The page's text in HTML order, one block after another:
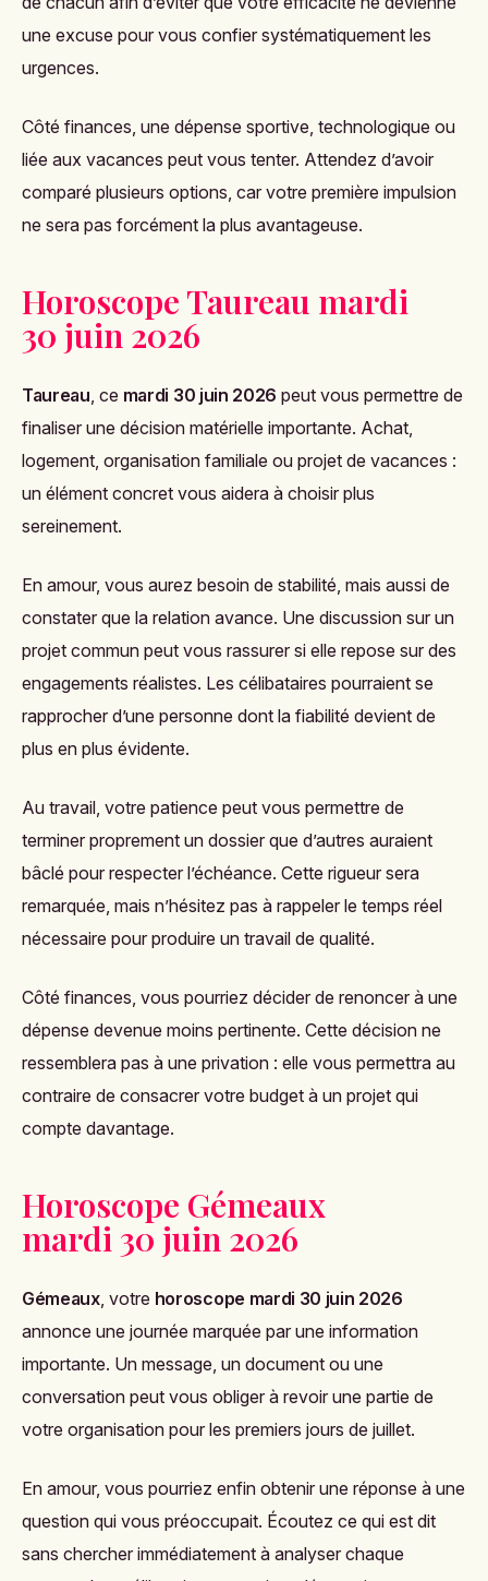
une excuse pour vous confier systématiquement les
urgences.
Côté finances, une dépense sportive, technologique ou
liée aux vacances peut vous tenter. Attendez d’avoir
comparé plusieurs options, car votre première impulsion
ne sera pas forcément la plus avantageuse.
Horoscope Taureau mardi
30 juin 2026
Taureau, ce mardi 30 juin 2026 peut vous permettre de
finaliser une décision matérielle importante. Achat,
logement, organisation familiale ou projet de vacances :
un élément concret vous aidera à choisir plus
sereinement.
En amour, vous aurez besoin de stabilité, mais aussi de
constater que la relation avance. Une discussion sur un
projet commun peut vous rassurer si elle repose sur des
engagements réalistes. Les célibataires pourraient se
rapprocher d’une personne dont la fiabilité devient de
plus en plus évidente.
Au travail, votre patience peut vous permettre de
terminer proprement un dossier que d’autres auraient
bâclé pour respecter l’échéance. Cette rigueur sera
remarquée, mais n’hésitez pas à rappeler le temps réel
nécessaire pour produire un travail de qualité.
Côté finances, vous pourriez décider de renoncer à une
dépense devenue moins pertinente. Cette décision ne
ressemblera pas à une privation : elle vous permettra au
contraire de consacrer votre budget à un projet qui
compte davantage.
Horoscope Gémeaux
mardi 30 juin 2026
Gémeaux, votre horoscope mardi 30 juin 2026
annonce une journée marquée par une information
importante. Un message, un document ou une
conversation peut vous obliger à revoir une partie de
votre organisation pour les premiers jours de juillet.
En amour, vous pourriez enfin obtenir une réponse à une
question qui vous préoccupait. Écoutez ce qui est dit
sans chercher immédiatement à analyser chaque